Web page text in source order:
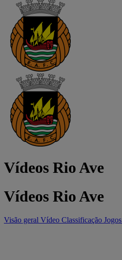
Vídeos Rio Ave
Vídeos Rio Ave
Visão geral Vídeo Classificação Jogos